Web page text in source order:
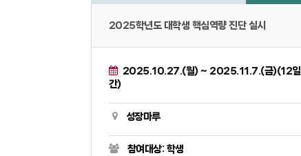
2025학년도 대학생 핵심역량 진단 실시
2025.10.27.(월) ~ 2025.11.7.(금)(12일
간)
성장마루
참여대상: 학생